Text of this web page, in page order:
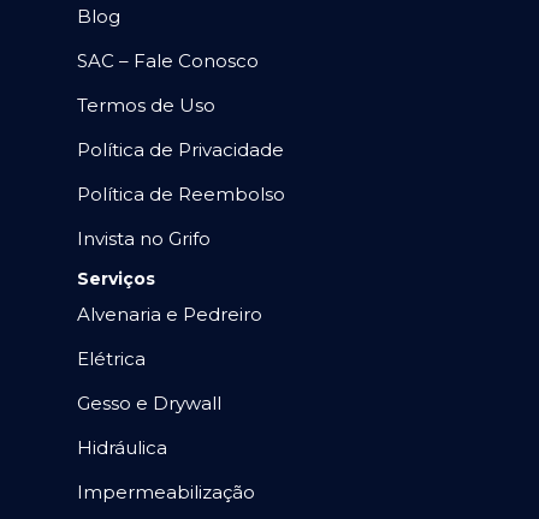
Blog
SAC – Fale Conosco
Termos de Uso
Política de Privacidade
Política de Reembolso
Invista no Grifo
Serviços
Alvenaria e Pedreiro
Elétrica
Gesso e Drywall
Hidráulica
Impermeabilização